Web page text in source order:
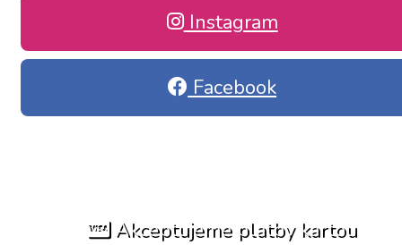
Instagram
Facebook
Akceptujeme platby kartou